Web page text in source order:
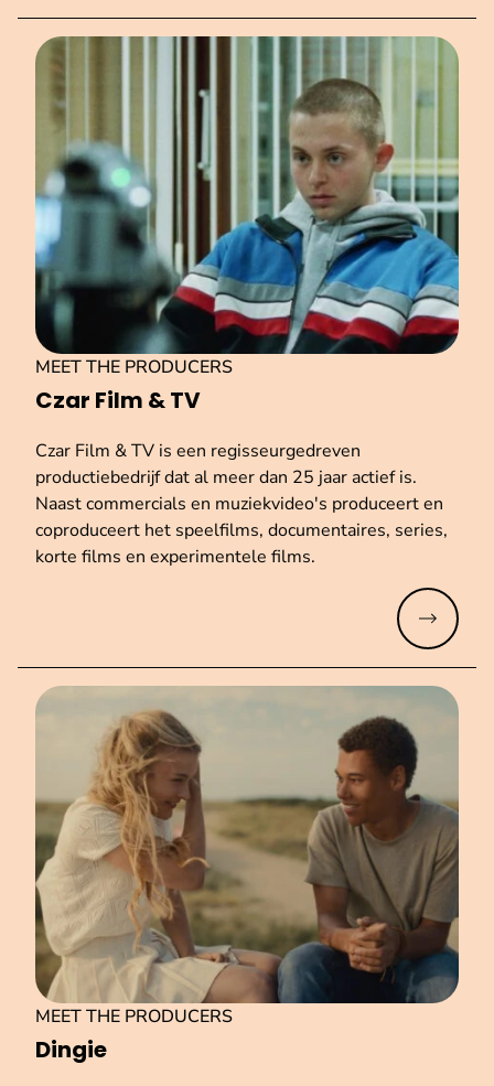
Czar Film & TV
MEET THE PRODUCERS
Czar Film & TV is een regisseurgedreven
productiebedrijf dat al meer dan 25 jaar actief is.
Naast commercials en muziekvideo's produceert en
coproduceert het speelfilms, documentaires, series,
korte films en experimentele films.
Meer
Dingie
MEET THE PRODUCERS